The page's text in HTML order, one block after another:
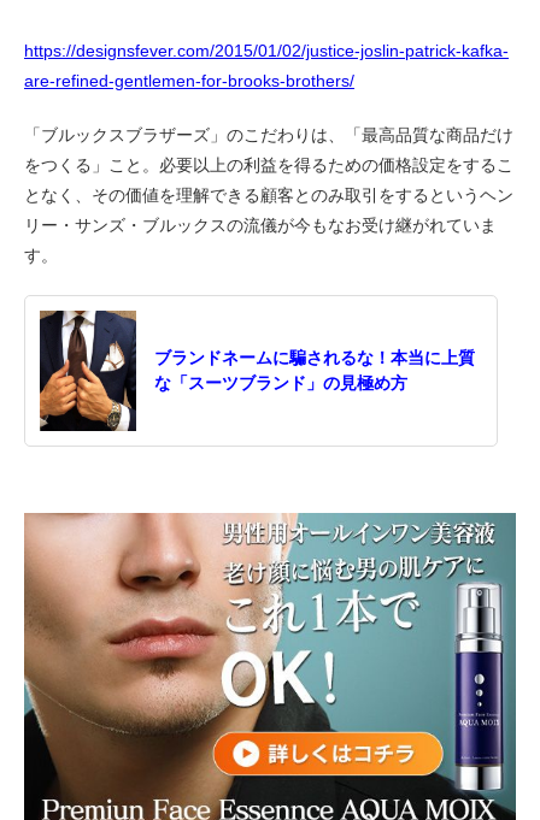
https://designsfever.com/2015/01/02/justice-joslin-patrick-kafka-
are-refined-gentlemen-for-brooks-brothers/
「ブルックスブラザーズ」のこだわりは、「最高品質な商品だけ
をつくる」こと。必要以上の利益を得るための価格設定をするこ
となく、その価値を理解できる顧客とのみ取引をするというヘン
リー・サンズ・ブルックスの流儀が今もなお受け継がれていま
す。
ブランドネームに騙されるな！本当に上質
な「スーツブランド」の見極め方